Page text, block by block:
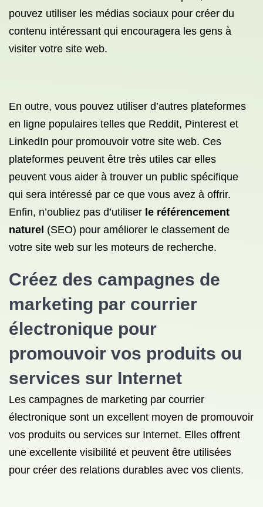
pouvez utiliser les médias sociaux pour créer du
contenu intéressant qui encouragera les gens à
visiter votre site web.
En outre, vous pouvez utiliser d’autres plateformes
en ligne populaires telles que Reddit, Pinterest et
LinkedIn pour promouvoir votre site web. Ces
plateformes peuvent être très utiles car elles
peuvent vous aider à trouver un public spécifique
qui sera intéressé par ce que vous avez à offrir.
Enfin, n’oubliez pas d’utiliser le référencement
naturel (SEO) pour améliorer le classement de
votre site web sur les moteurs de recherche.
Créez des campagnes de
marketing par courrier
électronique pour
promouvoir vos produits ou
services sur Internet
Les campagnes de marketing par courrier
électronique sont un excellent moyen de promouvoir
vos produits ou services sur Internet. Elles offrent
une excellente visibilité et peuvent être utilisées
pour créer des relations durables avec vos clients.